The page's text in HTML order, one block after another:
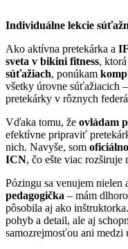
Individuálne lekcie
Ako aktívna pretekárka a
sveta v bikini fitness,
súťažiach, ponúkam
všetky úrovne súťažiacich
pretekárky v rôznych
Vďaka tomu, že ovládam
efektívne pripraviť
nich. Navyše, som
ICN, čo ešte viac rozširuje
Pózingu sa venujem nielen
pedagogička – mám
pôsobila aj ako
pohyb a detail, ale aj
samozrejmosťou ani medzi